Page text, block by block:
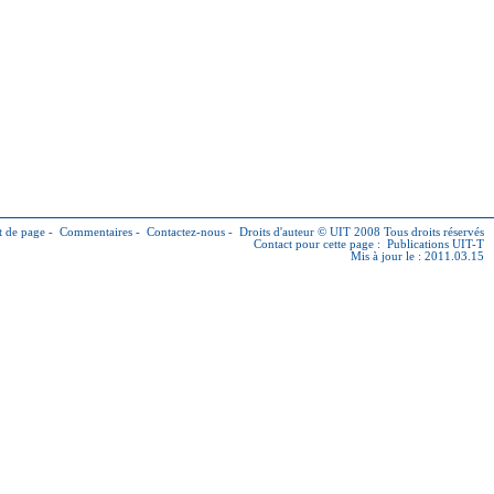
de page - Commentaires - Contactez-nous - Droits d'auteur © UIT 2008 Tous droits réservés
Contact pour cette page : Publications UIT-T
Mis à jour le : 2011.03.15